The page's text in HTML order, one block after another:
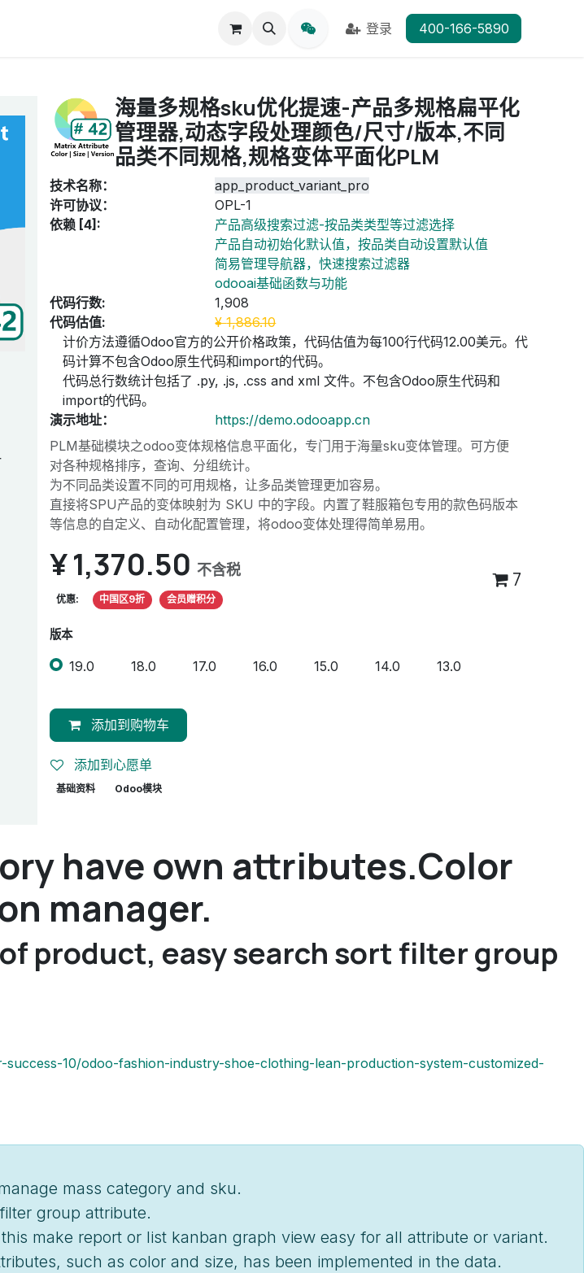
登录 400-166-5890
海量多规格sku优化提速-产品多规格扁平化
管理器,动态字段处理颜色/尺寸/版本,不同
品类不同规格,规格变体平面化PLM
技术名称：
app_product_variant_pro
许可协议：
OPL-1
依赖 [4]:
产品高级搜索过滤-按品类类型等过滤选择
产品自动初始化默认值，按品类自动设置默认值
简易管理导航器，快速搜索过滤器
odooai基础函数与功能
代码行数:
1,908
代码估值:
¥1,886.10
计价方法遵循Odoo官方的公开价格政策，代码估值为每100行代码12.00美元。代
码计算不包含Odoo原生代码和import的代码。
代码总行数统计包括了 .py, .js, .css and xml 文件。不包含Odoo原生代码和
import的代码。
演示地址：
https://demo.odooapp.cn
PLM基础模块之odoo变体规格信息平面化，专门用于海量sku变体管理。可方便
对各种规格排序，查询、分组统计。
为不同品类设置不同的可用规格，让多品类管理更加容易。
直接将SPU产品的变体映射为 SKU 中的字段。内置了鞋服箱包专用的款色码版本
等信息的自定义、自动化配置管理，将odoo变体处理得简单易用。
¥1,370.50 不含税
优惠: 中国区9折 会员赠积分
7
版本
19.0 18.0 17.0 16.0 15.0 14.0 13.0
添加到购物车
添加到心愿单
基础资料 Odoo模块
have own attributes.Color
manager.
product, easy search sort filter group
10/odoo-fashion-industry-shoe-clothing-lean-production-system-customized-
mass category and sku.
group attribute.
make report or list kanban graph view easy for all attribute or variant.
such as color and size, has been implemented in the data.